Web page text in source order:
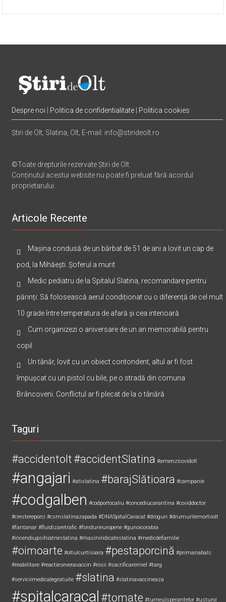
Despre noi Politica de confidentialitate Politica cookies
Știri de Olt, Slatina, Olt, E-mail: info@stirideolt.ro.
©Toate drepturile rezervate Știri de Olt.
Conținutul acestui website nu poate fi preluat fără acordul
proprietarului.
Articole Recente
Mașina condusă de un bărbat de 51 de ani a lovit un cap de
pod, la Mihăești. Șoferul a murit
Medic pediatru de la Spitalul Slatina, recomandare pentru
părinți: Să folosească aerul condiționat cu o diferență de cel mult
10 grade între temperatura de afară și cea interioară
Cum organizezi o aniversare de un an memorabilă pentru
copil
Un tânăr, lovit cu un obiect contondent, altul ar fi fost
împușcat cu un pistol cu bile, pe o stradă din comuna
Brâncoveni. Conflictul ar fi plecat de la o tânără
Taguri
#accidentolt #accidentSlatina #amenzicovidolt
#angajari #atislatina #barajSlătioara #campanie
#codgalben #codportocaliu #concediucarantina #coviddoctor
#crestereporci #csmslatinazapada #DNASpitalCaracal #droguri #drumurilemortiiolt
#fantanar #fluidizaretrafic #fondurieuropene #gunoicorabia
#incendiupsihiatrieslatina #masiniridicateslatina #medicdefamilie
#oimoarte #oltulcurtisoara #pestaporcină #primariabals
#reabilitare #reactieseveravaccin #rosii #sacrificaremiel #targ
#serviciimedicalegratuite #slatina #slatinavaccineaza
#spitalcaracal #tomate #turneulsperantelor #usturoi